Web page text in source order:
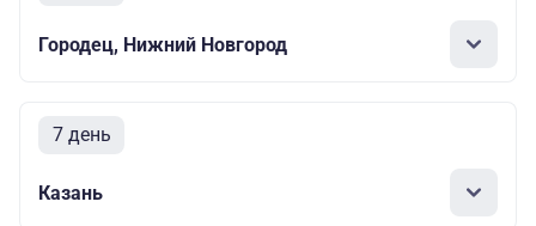
Городец, Нижний Новгород
7 день
Казань